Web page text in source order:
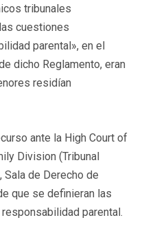
tribunales
cuestiones
parental», en el
dicho Reglamento, eran
residían
ante la High Court of
Division (Tribunal
Sala de Derecho de
que se definieran las
parental.